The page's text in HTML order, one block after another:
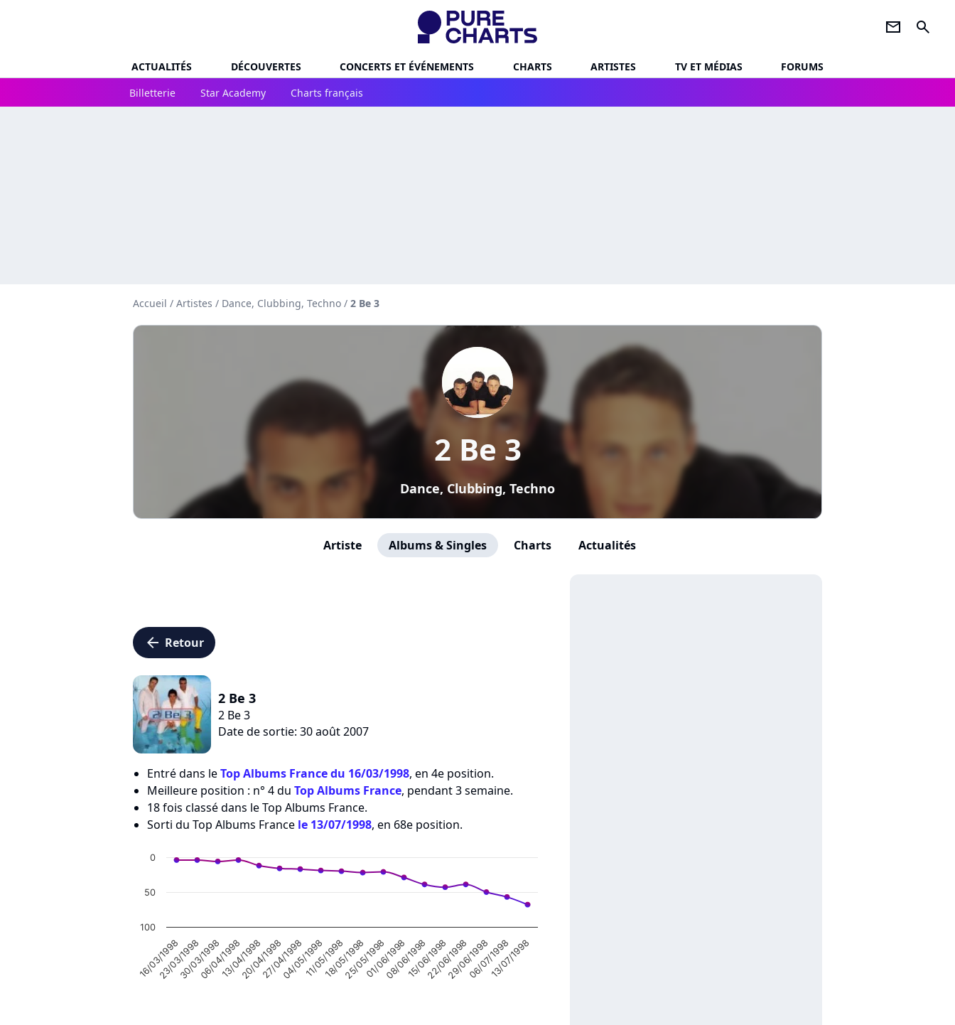
newsletter search
ACTUALITÉS DÉCOUVERTES CONCERTS ET ÉVÉNEMENTS CHARTS ARTISTES TV ET MÉDIAS
FORUMS
Billetterie
Star Academy Charts français
Accueil / Artistes / Dance, Clubbing, Techno / 2 Be 3
2 Be 3
Dance, Clubbing, Techno
Artiste Albums & Singles Charts Actualités
arrow_left Retour
2 Be 3
2 Be 3
Date de sortie: 30 août 2007
Entré dans leTop Albums France du 16/03/1998, en 4e position.
Meilleure position : n° 4 du Top Albums France, pendant 3 semaine.
18 fois classé dans le Top Albums France.
Sorti du Top Albums France le 13/07/1998, en 68e position.
16/03/1998
23/03/199830/03/199806/04/199813/04/1998
20/04/199827/04/1998
04/05/199811/05/199818/05/1998
25/05/199801/06/1998
08/06/199815/06/1998
22/06/199829/06/199806/07/1998
13/07/1998
0
50
100